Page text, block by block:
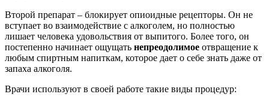
Второй препарат – блокирует опиоидные рецепторы. Он не
вступает во взаимодействие с алкоголем, но полностью
лишает человека удовольствия от выпитого. Более того, он
постепенно начинает ощущать непреодолимое отвращение к
любым спиртным напиткам, которое дает о себе знать даже от
запаха алкоголя.
Врачи используют в своей работе такие виды процедур: